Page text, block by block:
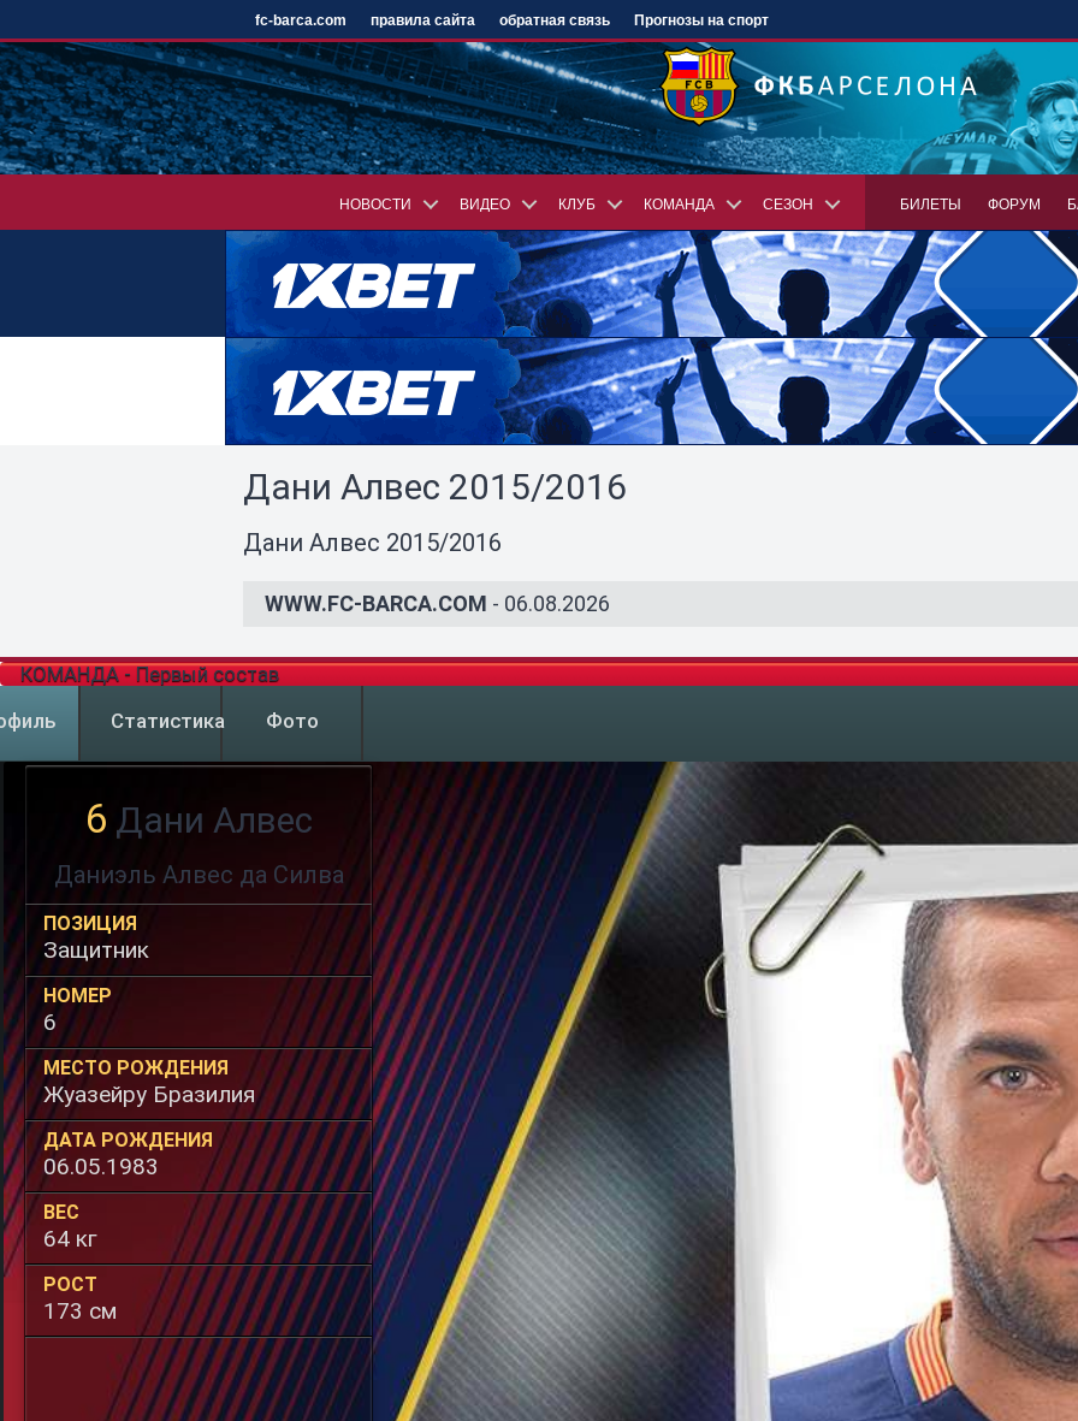
fc-barca.com правила сайта обратная связь Прогнозы на спорт
НОВОСТИ ВИДЕО КЛУБ КОМАНДА СЕЗОН БИЛЕТЫ ФОРУМ
Дани Алвес 2015/2016
Дани Алвес 2015/2016
WWW.FC-BARCA.COM - 06.08.2026
КОМАНДА - Первый состав
Статистика Фото
Дани Алвес
Даниэль Алвес да Силва
ПОЗИЦИЯ
Защитник
НОМЕР
6
МЕСТО РОЖДЕНИЯ
Жуазейру Бразилия
ДАТА РОЖДЕНИЯ
06.05.1983
ВЕС
64 кг
РОСТ
173 см